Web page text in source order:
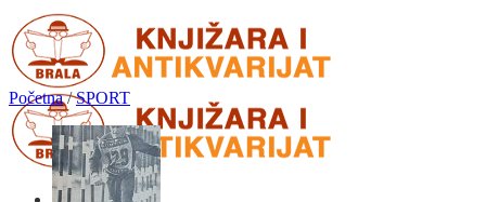
Početna / SPORT